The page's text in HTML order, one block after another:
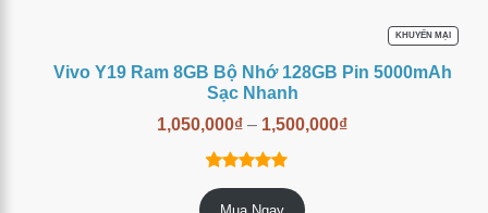
Vivo Y19 Ram 8GB Bộ Nhớ 128GB Pin 5000mAh
Sạc Nhanh
KHUYẾN MẠISẢN
PHẨM
GIẢM
1,050,000₫ – 1,500,000₫
5.00trên 5
6